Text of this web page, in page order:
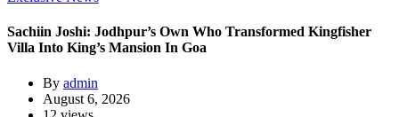
Sachiin Joshi: Jodhpur’s Own Who Transformed Kingfisher
Villa Into King’s Mansion In Goa
By admin
August 6, 2026